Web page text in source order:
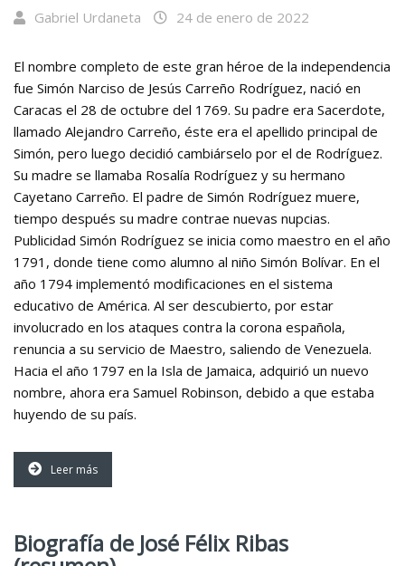
Gabriel Urdaneta 24 de enero de 2022
El nombre completo de este gran héroe de la independencia
fue Simón Narciso de Jesús Carreño Rodríguez, nació en
Caracas el 28 de octubre del 1769. Su padre era Sacerdote,
llamado Alejandro Carreño, éste era el apellido principal de
Simón, pero luego decidió cambiárselo por el de Rodríguez.
Su madre se llamaba Rosalía Rodríguez y su hermano
Cayetano Carreño. El padre de Simón Rodríguez muere,
tiempo después su madre contrae nuevas nupcias.
Publicidad Simón Rodríguez se inicia como maestro en el año
1791, donde tiene como alumno al niño Simón Bolívar. En el
año 1794 implementó modificaciones en el sistema
educativo de América. Al ser descubierto, por estar
involucrado en los ataques contra la corona española,
renuncia a su servicio de Maestro, saliendo de Venezuela.
Hacia el año 1797 en la Isla de Jamaica, adquirió un nuevo
nombre, ahora era Samuel Robinson, debido a que estaba
huyendo de su país.
Leer más
Biografía de José Félix Ribas